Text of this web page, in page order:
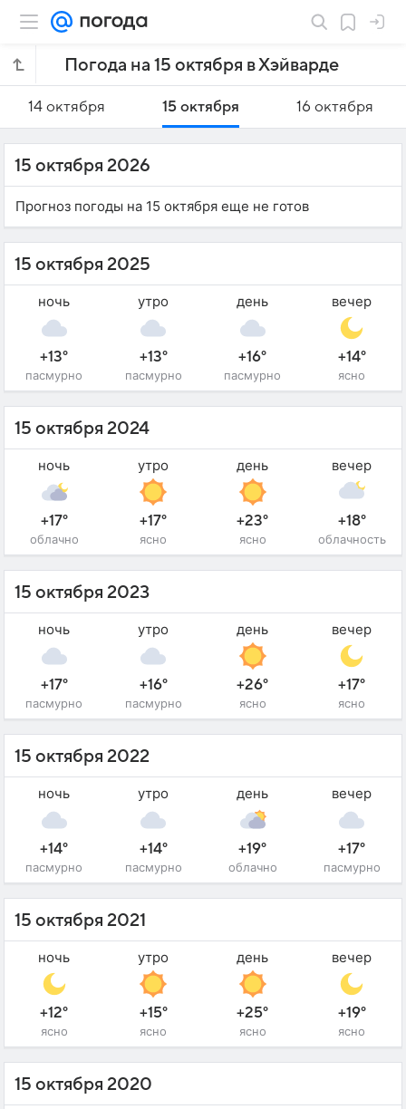
Погода на 15 октября в Хэйварде
14 октября 15 октября 16 октября
15 октября 2026
Прогноз погоды на 15 октября еще не готов
15 октября 2025
ночь
+13°
пасмурно
утро
+13°
пасмурно
день
+16°
пасмурно
вечер
+14°
ясно
15 октября 2024
ночь
+17°
облачно
утро
+17°
ясно
день
+23°
ясно
вечер
+18°
облачность
15 октября 2023
ночь
+17°
пасмурно
утро
+16°
пасмурно
день
+26°
ясно
вечер
+17°
ясно
15 октября 2022
ночь
+14°
пасмурно
утро
+14°
пасмурно
день
+19°
облачно
вечер
+17°
пасмурно
15 октября 2021
ночь
+12°
ясно
утро
+15°
ясно
день
+25°
ясно
вечер
+19°
ясно
15 октября 2020